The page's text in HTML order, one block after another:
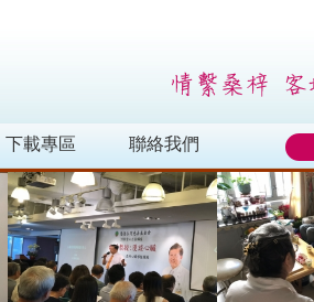
下載專區 聯絡我們